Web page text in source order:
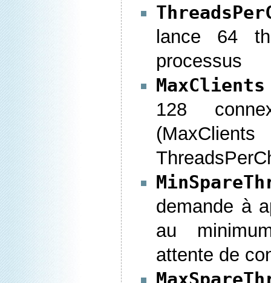
lance 64
processus
128
demande à
au
attente de